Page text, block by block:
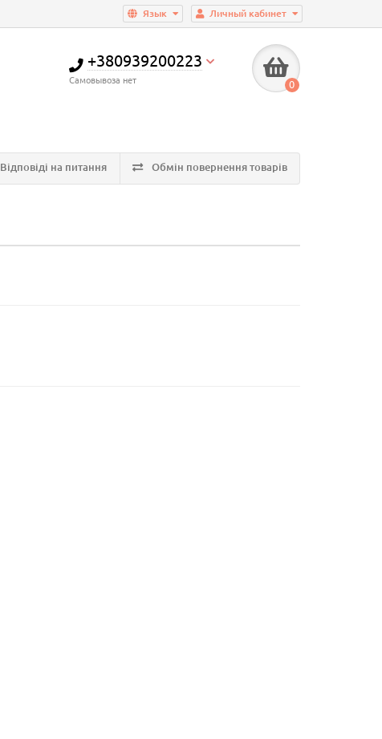
Личный кабинет
Язык
+380939200223
Самовывоза нет 0
Відповіді на питання Обмін повернення товарів